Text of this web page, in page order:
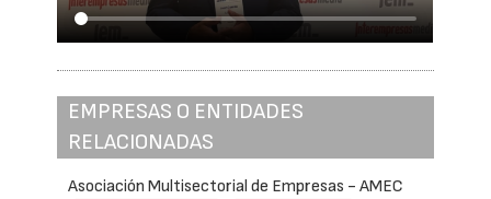
EMPRESAS O ENTIDADES
RELACIONADAS
Asociación Multisectorial de Empresas - AMEC